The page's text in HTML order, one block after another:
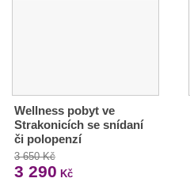
Wellness pobyt ve
Strakonicích se snídaní
či polopenzí
3 650 Kč
3 290 Kč